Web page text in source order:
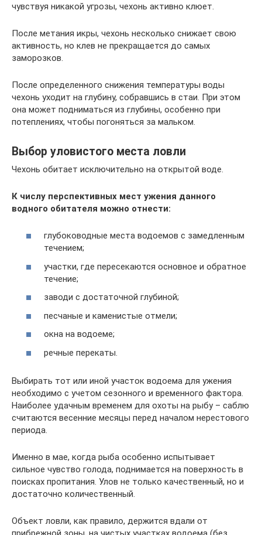
чувствуя никакой угрозы, чехонь активно клюет.
После метания икры, чехонь несколько снижает свою
активность, но клев не прекращается до самых
заморозков.
После определенного снижения температуры воды
чехонь уходит на глубину, собравшись в стаи. При этом
она может подниматься из глубины, особенно при
потеплениях, чтобы погоняться за мальком.
Выбор уловистого места ловли
Чехонь обитает исключительно на открытой воде.
К числу перспективных мест ужения данного
водного обитателя можно отнести:
глубоководные места водоемов с замедленным
течением;
участки, где пересекаются основное и обратное
течение;
заводи с достаточной глубиной;
песчаные и каменистые отмели;
окна на водоеме;
речные перекаты.
Выбирать тот или иной участок водоема для ужения
необходимо с учетом сезонного и временного фактора.
Наиболее удачным временем для охоты на рыбу – саблю
считаются весенние месяцы перед началом нерестового
периода.
Именно в мае, когда рыба особенно испытывает
сильное чувство голода, поднимается на поверхность в
поисках пропитания. Улов не только качественный, но и
достаточно количественный.
Объект ловли, как правило, держится вдали от